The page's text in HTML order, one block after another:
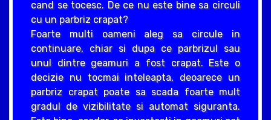
cand se tocesc. De ce nu este bine sa circuli
cu un parbriz crapat?
Foarte multi oameni aleg sa circule in
continuare, chiar si dupa ce parbrizul sau
unul dintre geamuri a fost crapat. Este o
decizie nu tocmai inteleapta, deoarece un
parbriz crapat poate sa scada foarte mult
gradul de vizibilitate si automat siguranta.